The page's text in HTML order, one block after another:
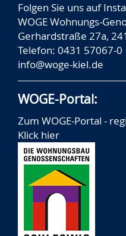
Folgen Sie uns auf
WOGE Wohnungs-
Gerhardstraße 27a,
Telefon: 0431 57067-0
info@woge-kiel.de
WOGE-Portal:
Zum WOGE-Portal -
Klick hier